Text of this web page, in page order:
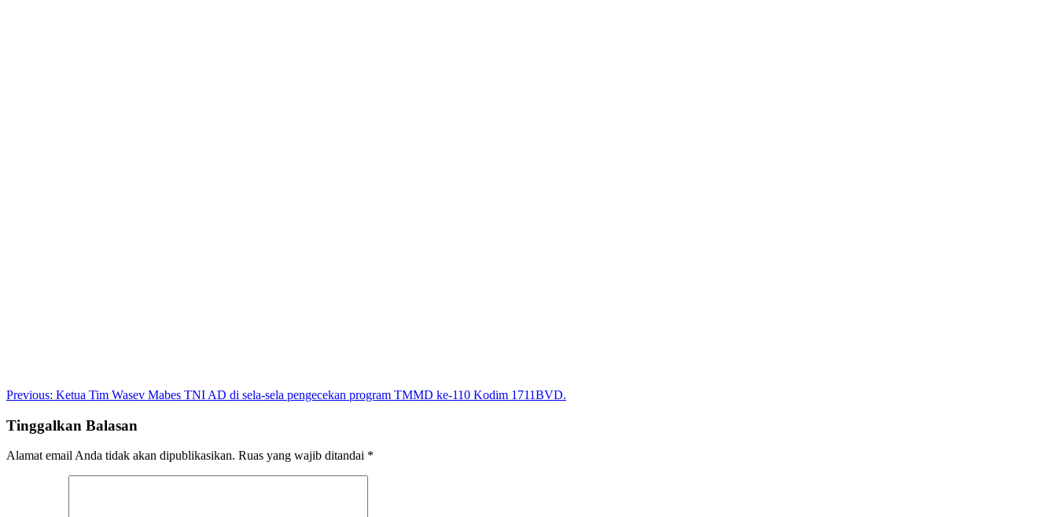
Post
navigation
Previous: Ketua Tim Wasev Mabes TNI AD di sela-sela pengecekan program TMMD ke-110 Kodim 1711BVD.
Tinggalkan Balasan
Alamat email Anda tidak akan dipublikasikan. Ruas yang wajib ditandai *